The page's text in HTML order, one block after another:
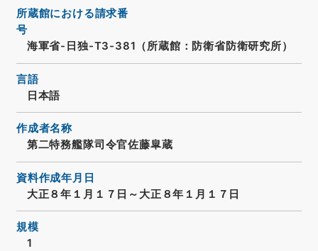
所蔵館における請求番
号
海軍省-日独-T3-381（所蔵館：防衛省防衛研究所）
言語
日本語
作成者名称
第二特務艦隊司令官佐藤皐蔵
資料作成年月日
大正８年１月１７日～大正８年１月１７日
規模
1